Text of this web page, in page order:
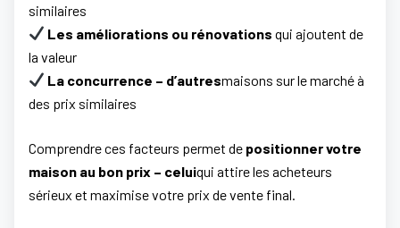
similaires
Les améliorations ou rénovations qui ajoutent de
la valeur
La concurrence – d’autresmaisons sur le marché à
des prix similaires
Comprendre ces facteurs permet de positionner votre
maison au bon prix – celuiqui attire les acheteurs
sérieux et maximise votre prix de vente final.